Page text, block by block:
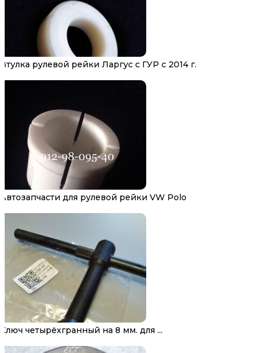
Втулка рулевой рейки Ларгус с ГУР с 2014 г.
Автозапчасти для рулевой рейки VW Polo
Ключ четырёхгранный на 8 мм. для ...